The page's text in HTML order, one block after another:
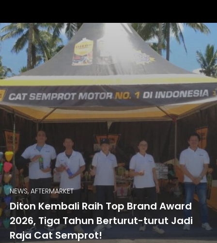
NEWS, AFTERMARKET
Diton Kembali Raih Top Brand Award
2026, Tiga Tahun Berturut-turut Jadi
Raja Cat Semprot!